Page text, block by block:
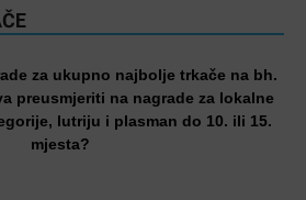
za ukupno najbolje trkače na bh.
preusmjeriti na nagrade za lokalne
lutriju i plasman do 10. ili 15.
mjesta?